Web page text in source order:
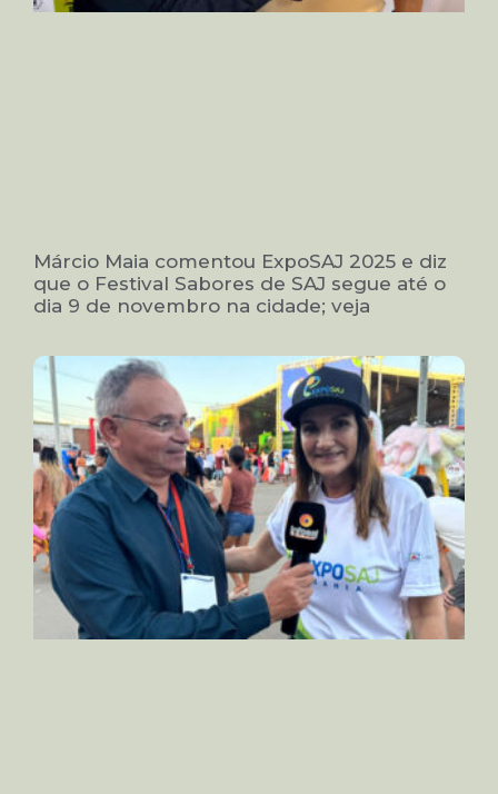
Márcio Maia comentou ExpoSAJ 2025 e diz
que o Festival Sabores de SAJ segue até o
dia 9 de novembro na cidade; veja